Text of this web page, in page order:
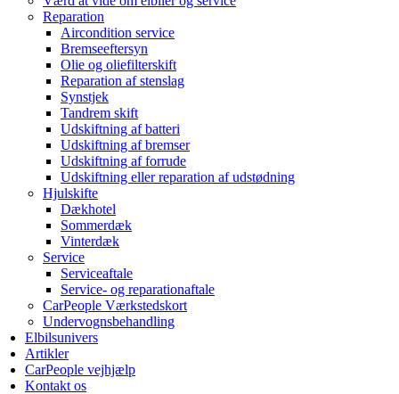
Reparation
Aircondition service
Bremseeftersyn
Olie og oliefilterskift
Reparation af stenslag
Synstjek
Tandrem skift
Udskiftning af batteri
Udskiftning af bremser
Udskiftning af forrude
Udskiftning eller reparation af udstødning
Hjulskifte
Dækhotel
Sommerdæk
Vinterdæk
Service
Serviceaftale
Service- og reparationaftale
CarPeople Værkstedskort
Undervognsbehandling
Elbilsunivers
Artikler
CarPeople vejhjælp
Kontakt os